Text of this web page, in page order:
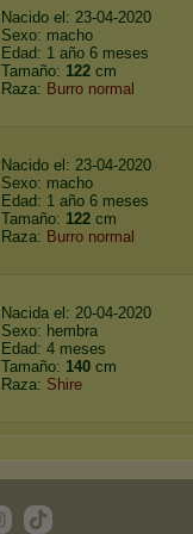
Nacido el: 23-04-2020
Sexo: macho
Edad: 1 año 6 meses
Tamaño: 122 cm
Raza: Burro normal
Nacido el: 23-04-2020
Sexo: macho
Edad: 1 año 6 meses
Tamaño: 122 cm
Raza: Burro normal
Nacida el: 20-04-2020
Sexo: hembra
Edad: 4 meses
Tamaño: 140 cm
Raza: Shire